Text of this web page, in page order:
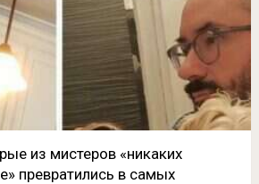
из мистеров «никаких
превратились в самых